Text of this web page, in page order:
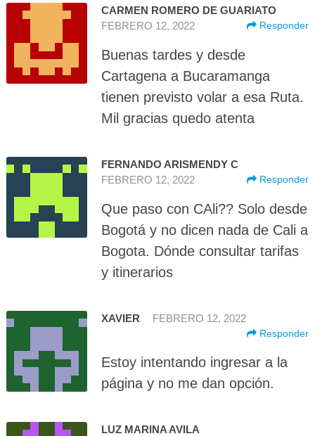
CARMEN ROMERO DE GUARIATO
FEBRERO 12, 2022
Responder
Buenas tardes y desde
Cartagena a Bucaramanga
tienen previsto volar a esa Ruta.
Mil gracias quedo atenta
FERNANDO ARISMENDY C
FEBRERO 12, 2022
Responder
Que paso con CAli?? Solo desde
Bogotá y no dicen nada de Cali a
Bogota. Dónde consultar tarifas
y itinerarios
XAVIER FEBRERO 12, 2022
Responder
Estoy intentando ingresar a la
página y no me dan opción.
LUZ MARINA AVILA